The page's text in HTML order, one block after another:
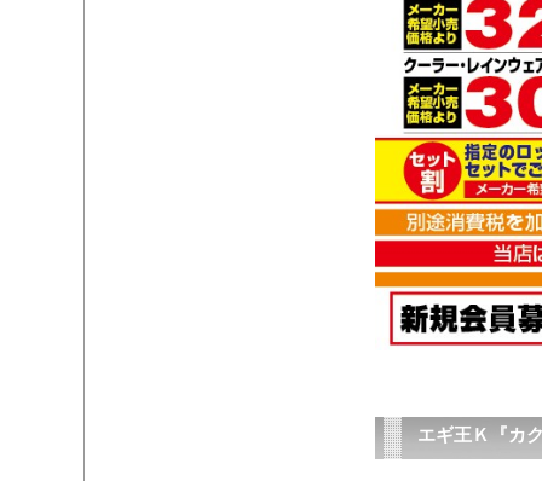
エギ王Ｋ『カ